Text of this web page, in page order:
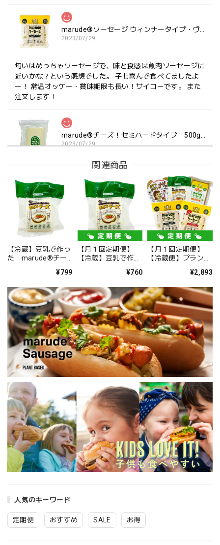
人気のキーワード
定期便 おすすめ SALE お得
2023/07/29
匂いはめっちゃソーセージで、味と食感は魚肉ソーセージに
近いかな？という感想でした。 子も喜んで食べてましたよ
ー！ 常温オッケー・賞味期限も長い！サイコーです。 また
注文します！
2023/07/29
2回目の注文です。 夫が大好きなのでリピートしました！ お
いしかったです!
marude®︎チーズ！セミハードタイプ 500g 業務用ブロック
2023/07/29
初めて食べてからリピートしてます
【冷凍便のみ】marude®︎チキンフィレ・Marude Chik'n 500ｇ（バルクパック/ Bulk Type）１００％プラントベースチキン・Plant-based Chik'n
2023/06/12
これは美味しかった チキンです
marude®︎チーズ！セミハードタイプ 500g 業務用ブロック
2023/06/12
ねっとり美味しかった
marude®︎チーズ！セミハードタイプ 500g 業務用ブロック
2023/05/07
2023/05/07
関連商品
【冷蔵】豆乳で作っ
た marude®︎チー
Cheese) / Semi-
hard Type 250g
¥799
【月１回定期便】
【冷蔵】豆乳で作っ
ズ セミハードタイ
Cheese (Soy
Cheese) / Semi-
hard Type 250g
¥760
【月１回定期便】
【冷蔵便】プラント
¥2,893